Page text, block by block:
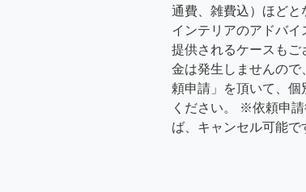
通費、雑費込）ほどと
インテリアのアドバ
提供されるケースも
金は発生しませんの
頼申請」を頂いて、
ください。 ※依頼申
ば、キャンセル可能で